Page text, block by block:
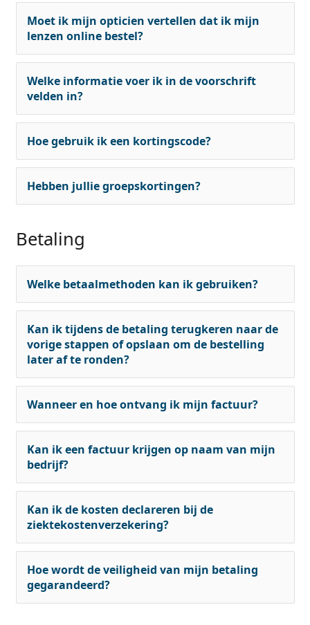
Persol
Prada
Alle merken
Offline
Moet ik mijn opticien vertellen dat ik mijn
lenzen online bestel?
Welke informatie voer ik in de voorschrift
velden in?
Hoe gebruik ik een kortingscode?
Hebben jullie groepskortingen?
Betaling
Welke betaalmethoden kan ik gebruiken?
Kan ik tijdens de betaling terugkeren naar de
vorige stappen of opslaan om de bestelling
later af te ronden?
Wanneer en hoe ontvang ik mijn factuur?
Kan ik een factuur krijgen op naam van mijn
bedrijf?
Kan ik de kosten declareren bij de
ziektekostenverzekering?
Hoe wordt de veiligheid van mijn betaling
gegarandeerd?